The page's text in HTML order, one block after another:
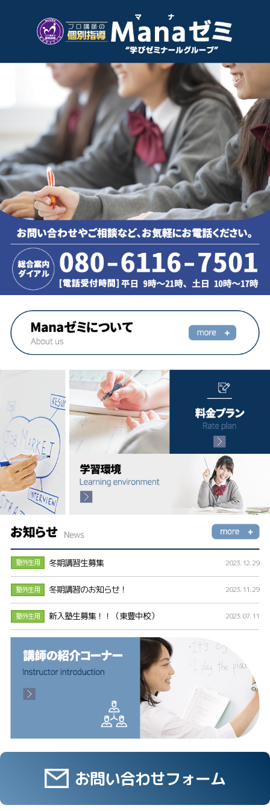
塾外生用 冬期講習生募集 2023. 12. 29
塾外生用 冬期講習のお知らせ！ 2023. 11. 29
塾外生用 新入塾生募集！！（東豊中校） 2023. 07. 11
お問い合わせフォーム